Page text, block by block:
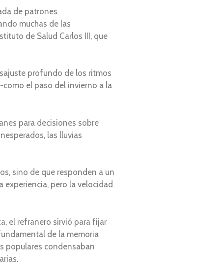
de patrones
muchas de las
de Salud Carlos III, que
profundo de los ritmos
el paso del invierno a la
para decisiones sobre
las lluvias
sino de que responden a un
pero la velocidad
el refranero sirvió para fijar
de la memoria
populares condensaban